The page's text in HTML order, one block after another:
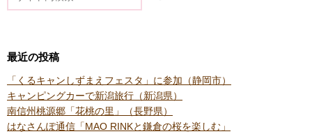
最近の投稿
「くるキャンしずまえフェスタ」に参加（静岡市）
キャンピングカーで新潟旅行（新潟県）
南信州桃源郷「花桃の里」（長野県）
はなさんぽ通信「MAO RINKと鎌倉の桜を楽しむ」